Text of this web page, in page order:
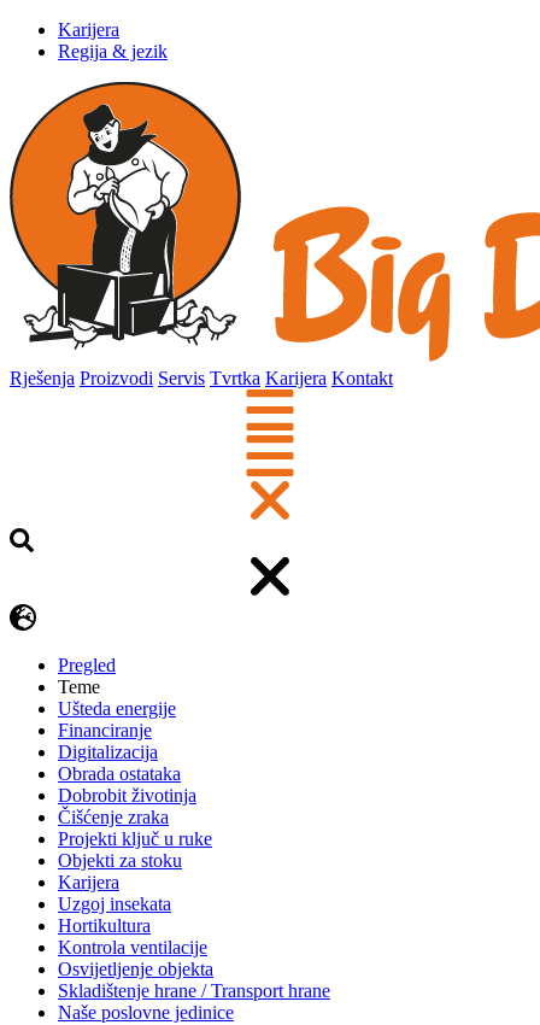
Karijera
Regija & jezik
Rješenja Proizvodi Servis Tvrtka Karijera Kontakt
Pregled
Teme
Ušteda energije
Financiranje
Digitalizacija
Obrada ostataka
Dobrobit životinja
Čišćenje zraka
Projekti ključ u ruke
Objekti za stoku
Karijera
Uzgoj insekata
Hortikultura
Kontrola ventilacije
Osvijetljenje objekta
Skladištenje hrane / Transport hrane
Naše poslovne jedinice